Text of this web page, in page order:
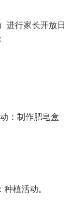
进行家长开放日
：制作肥皂盒
植活动。